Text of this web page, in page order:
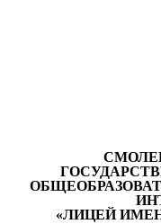
«ЛИЦЕЙ